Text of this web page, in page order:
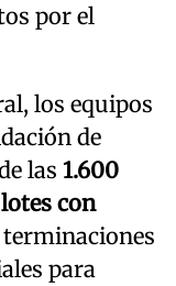
por el
los equipos
de
las 1.600
con
para